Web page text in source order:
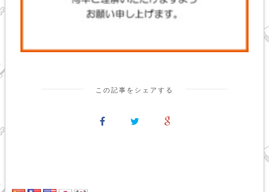
この記事をシェアする